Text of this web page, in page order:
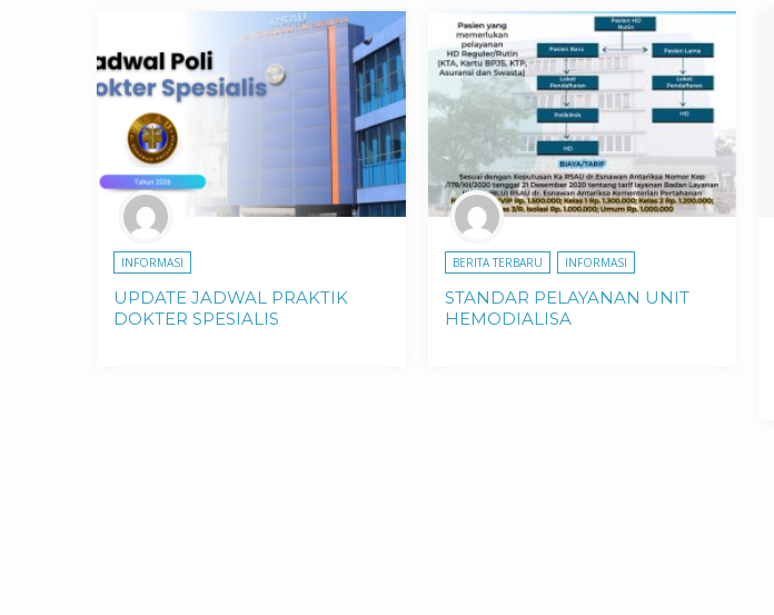
INFORMASI
UPDATE JADWAL PRAKTIK
DOKTER SPESIALIS
BERITA TERBARU INFORMASI
STANDAR PELAYANAN UNIT
HEMODIALISA